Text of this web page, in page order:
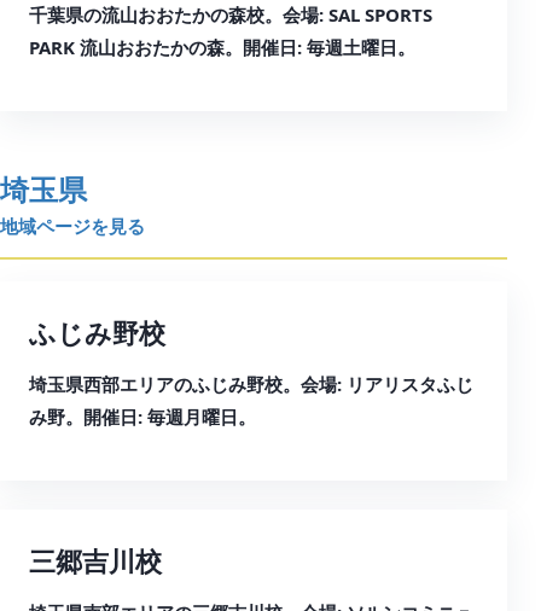
千葉県の流山おおたかの森校。会場: SAL SPORTS
PARK 流山おおたかの森。開催日: 毎週土曜日。
埼玉県
地域ページを見る
ふじみ野校
埼玉県西部エリアのふじみ野校。会場: リアリスタふじ
み野。開催日: 毎週月曜日。
三郷吉川校